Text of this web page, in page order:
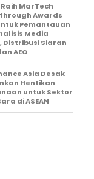
MarTech
Awards
Pemantauan
Media
Distribusi Siaran
AEO
Asia Desak
Hentikan
untuk Sektor
di ASEAN